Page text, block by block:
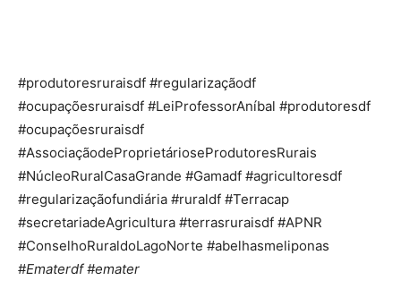
#produtoresruraisdf #regularizaçãodf
#ocupaçõesruraisdf #LeiProfessorAníbal #produtoresdf
#ocupaçõesruraisdf
#AssociaçãodeProprietárioseProdutoresRurais
#NúcleoRuralCasaGrande #Gamadf #agricultoresdf
#regularizaçãofundiária #ruraldf #Terracap
#secretariadeAgricultura #terrasruraisdf #APNR
#ConselhoRuraldoLagoNorte #abelhasmeliponas
#Ematerdf #emater